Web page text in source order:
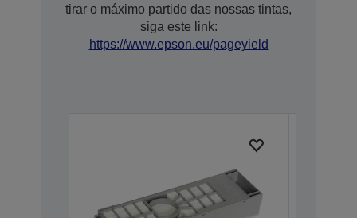
tirar o máximo partido das nossas tintas,
siga este link:
https://www.epson.eu/pageyield